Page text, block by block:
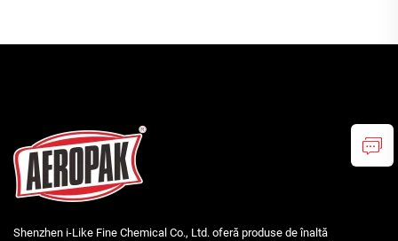
Shenzhen i-Like Fine Chemical Co., Ltd. oferă produse de înaltă